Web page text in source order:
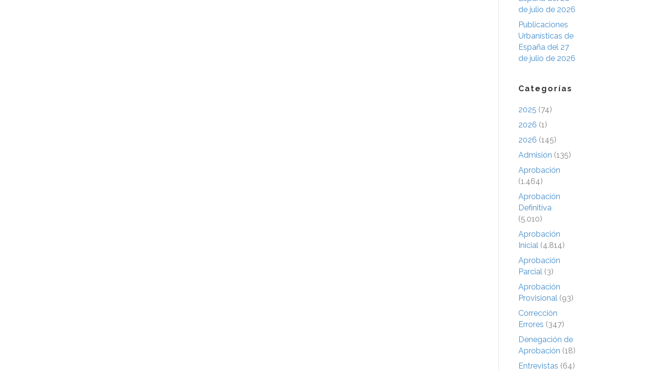
de julio de 2026
Publicaciones
Urbanísticas de
España del 27
de julio de 2026
Categorías
2025 (74)
2026 (1)
2026 (145)
Admisión (135)
Aprobación
(1.464)
Aprobación
Definitiva
(5.010)
Aprobación
Inicial (4.814)
Aprobación
Parcial (3)
Aprobación
Provisional (93)
Corrección
Errores (347)
Denegación de
Aprobación (18)
Entrevistas (64)